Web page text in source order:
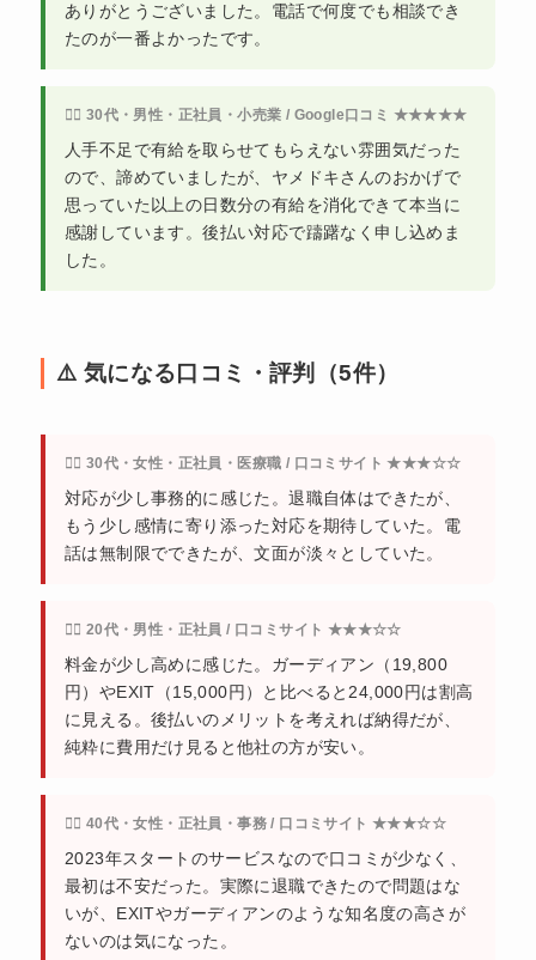
ありがとうございました。電話で何度でも相談でき
たのが一番よかったです。
🙍‍♂️ 30代・男性・正社員・小売業 / Google口コミ ★★★★★
人手不足で有給を取らせてもらえない雰囲気だった
ので、諦めていましたが、ヤメドキさんのおかげで
思っていた以上の日数分の有給を消化できて本当に
感謝しています。後払い対応で躊躇なく申し込めま
した。
⚠️ 気になる口コミ・評判（5件）
🙍‍♀️ 30代・女性・正社員・医療職 / 口コミサイト ★★★☆☆
対応が少し事務的に感じた。退職自体はできたが、
もう少し感情に寄り添った対応を期待していた。電
話は無制限でできたが、文面が淡々としていた。
🙍‍♂️ 20代・男性・正社員 / 口コミサイト ★★★☆☆
料金が少し高めに感じた。ガーディアン（19,800
円）やEXIT（15,000円）と比べると24,000円は割高
に見える。後払いのメリットを考えれば納得だが、
純粋に費用だけ見ると他社の方が安い。
🙍‍♀️ 40代・女性・正社員・事務 / 口コミサイト ★★★☆☆
2023年スタートのサービスなので口コミが少なく、
最初は不安だった。実際に退職できたので問題はな
いが、EXITやガーディアンのような知名度の高さが
ないのは気になった。